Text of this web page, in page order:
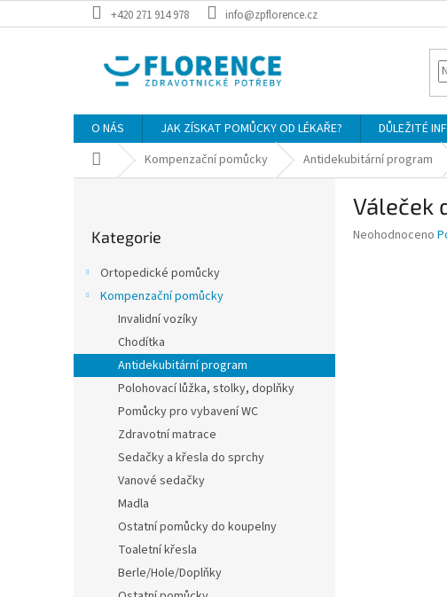
na
+420 271 914 978 info@zpflorence.cz
O NÁS JAK ZÍSKAT POMŮCKY OD LÉKAŘE? DŮLEŽITÉ
Domů Kompenzační pomůcky Antidekubitární program
a
kategorie
Kategorie
Ortopedické pomůcky
Kompenzační pomůcky
Invalidní vozíky
Chodítka
Antidekubitární program
Polohovací lůžka, stolky, doplňky
Pomůcky pro vybavení WC
Zdravotní matrace
Sedačky a křesla do sprchy
Vanové sedačky
Madla
Ostatní pomůcky do koupelny
Toaletní křesla
Berle/Hole/Doplňky
Váleček
Průměrné
Neohodnoceno